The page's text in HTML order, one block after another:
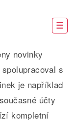
novinky
s
je například
účty
kompletní